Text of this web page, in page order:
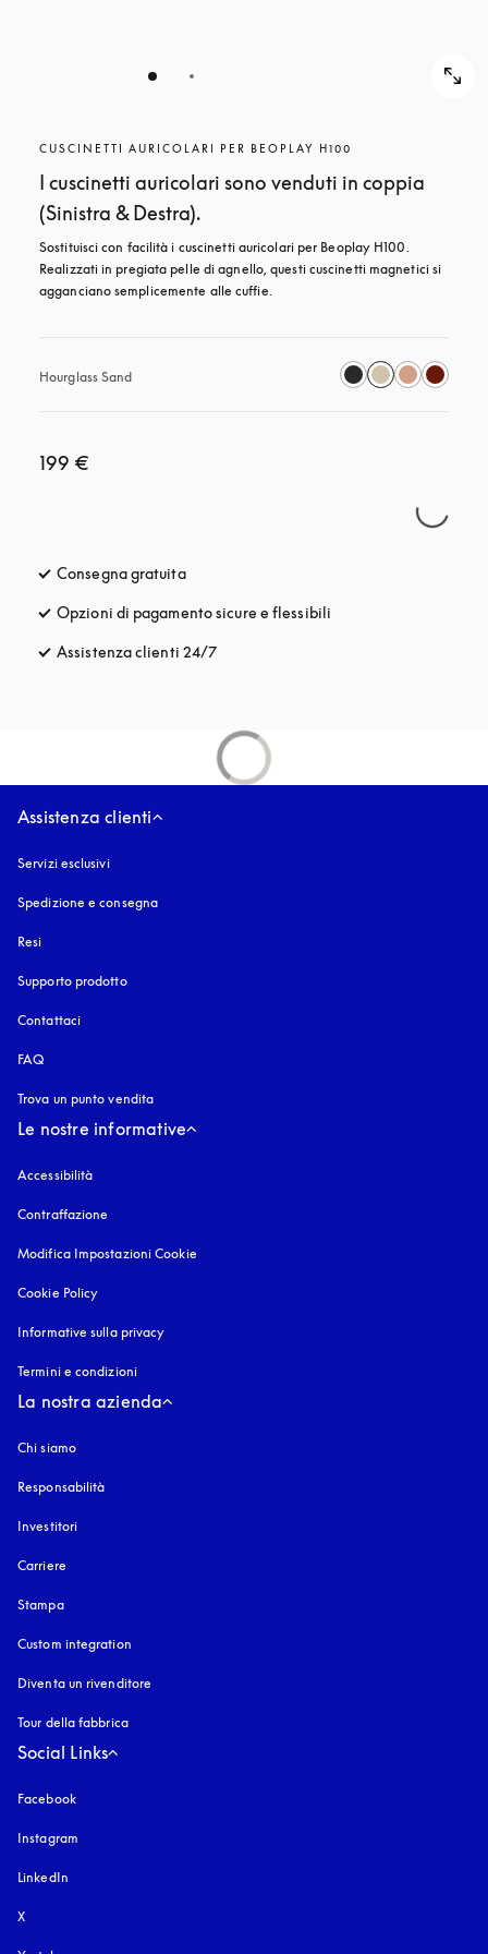
CUSCINETTI AURICOLARI PER BEOPLAY H100
I cuscinetti auricolari sono venduti in coppia
(Sinistra & Destra).
Sostituisci con facilità i cuscinetti auricolari per Beoplay H100.
Realizzati in pregiata pelle di agnello, questi cuscinetti magnetici si
agganciano semplicemente alle cuffie.
Hourglass Sand
199 €
Consegna gratuitasi apre in una nuova finestra
Opzioni di pagamento sicure e flessibili
Assistenza clienti 24/7
Assistenza clienti
Servizi esclusivi
Spedizione e consegna
Resi
Supporto prodotto
Contattaci
FAQ
Trova un punto vendita
Le nostre informative
Accessibilità
Contraffazione
Modifica Impostazioni Cookie
Cookie Policy
Informative sulla privacy
Termini e condizioni
La nostra azienda
Chi siamo
Responsabilità
Investitori
Carriere
Stampa
Custom integration
Diventa un rivenditore
Tour della fabbrica
Social Links
Facebook
Instagram
LinkedIn
X